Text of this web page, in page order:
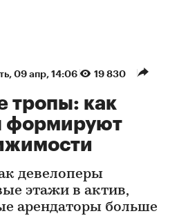
09 апр, 14:06 19 830
тропы: как
формируют
девелоперы
этажи в актив,
арендаторы больше